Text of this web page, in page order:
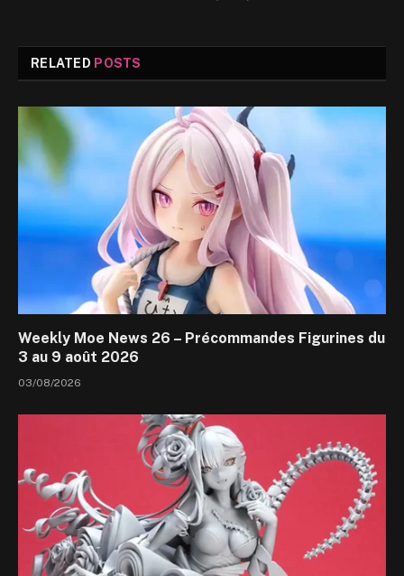
RELATED POSTS
Weekly Moe News 26 – Précommandes Figurines du
3 au 9 août 2026
03/08/2026